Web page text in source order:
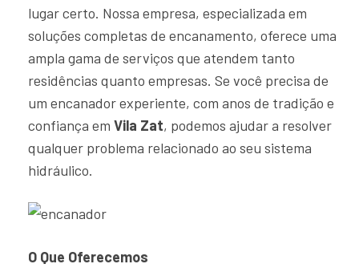
lugar certo. Nossa empresa, especializada em
soluções completas de encanamento, oferece uma
ampla gama de serviços que atendem tanto
residências quanto empresas. Se você precisa de
um encanador experiente, com anos de tradição e
confiança em Vila Zat, podemos ajudar a resolver
qualquer problema relacionado ao seu sistema
hidráulico.
O Que Oferecemos